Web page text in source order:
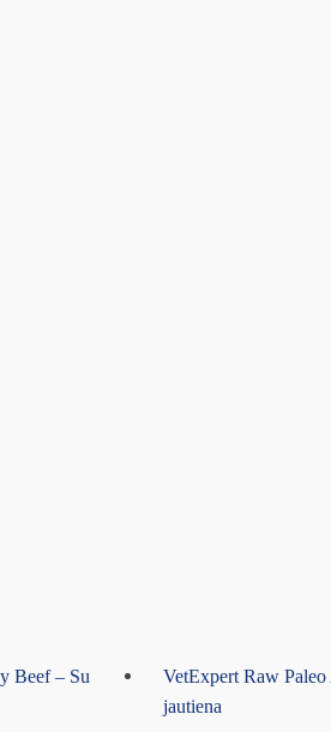
Beef – Su
VetExpert Raw
jautiena